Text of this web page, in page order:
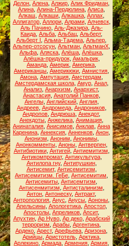
Делон Алена Алжир Алик Фридман
Алина Алина-Пердюлина Алиса
Алкаш Алкаши Алкашка Аллах
Аллигатор, Аллори, Алрами, Алчевск,
Аль Пачино, Аль-Джазира, Аль-
Каида Альба Альбац Альберт,
Альберт I Альма-Тадема Альпер
Альпер-отсосун Альтман АльтманХ
Альфа Аляска Алёша Алёшка
Алёшка-придурок, Амальрик,
Аманда Америк Америка
Американцы Америкюки Амнистия
Амона Ампутация Амстердам
Амстердамская школа, Амур, Анал,
Анализ Анархизм Анархист,
Анастасия, Анатолий Панков,
Ангелы, Английский, Англия,
Андреев, Андромеда, Андроников,
Андропов Андрюша Анекдот,
Анекдоты Анжелика Анимация
Анинаталия Анисимов Анклав Анна
Каренина Аннексия Анненков Анон
Анонизм Аноним Анонимы,
Анонкомменты, Аноны, Антверпен,
Антибиотики, Антигей, Антиемитизм
Антикомпромат, Антикультура,
Антилопа гну, Антипушкин,
Антисемит, Антисемитизм
Антисемитизм. ГеБе Антисемитим
Антисемиты Антисемтизм
Антисенмитизм Антисталинизм
Антон Антонеску, Антракт,
Антропология Анус Анусы Аононы
Апельсины, Апологетика, Апостол,
Апостолы Апреликов Апсит,
Апухтин, Ар Нуво, Ар деко, Арабский
терроризм Арабы Аргентина
Ардеко Арест, Арефьева Аризона
Арийцы, Аристотель, Арктика,
Арлекино Армада Армения Армия